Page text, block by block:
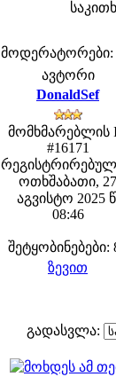
მოდერატორები:
ავტორი
DonaldSef
მომხმარებლის
#16171
ოთხშაბათი, 27
აგვისტო 2025
08:46
შეტყობინებები:
ზევით
გადასვლა: